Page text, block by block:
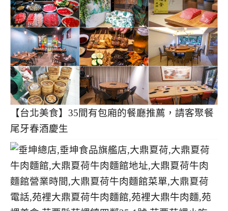
【台北美食】35間有包廂的餐廳推薦，請客聚餐
尾牙春酒慶生